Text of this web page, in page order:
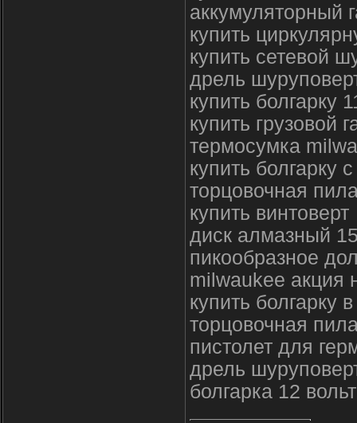
аккумуляторный
купить
купить сетевой
дрель
купить болгарку
купить грузовой
термосумка
купить болгарку
торцовочная
купить винтоверт
диск алмазный
пикообразное
milwaukee акция
купить болгарку
торцовочная
пистолет для
дрель
болгарка 12